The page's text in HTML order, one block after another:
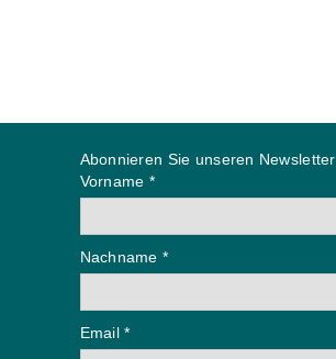
Abonnieren Sie unseren Newsletter
Vorname *
Nachname *
Email *